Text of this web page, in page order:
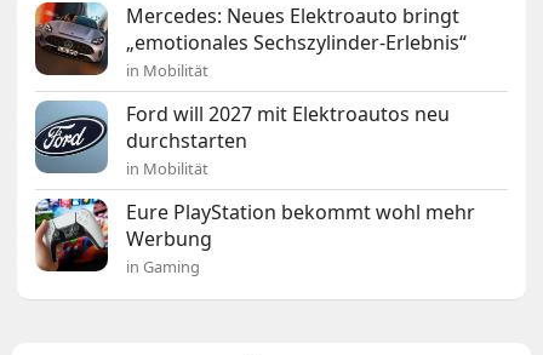
Mercedes: Neues Elektroauto bringt
„emotionales Sechszylinder-Erlebnis“
in Mobilität
Ford will 2027 mit Elektroautos neu
durchstarten
in Mobilität
Eure PlayStation bekommt wohl mehr
Werbung
in Gaming